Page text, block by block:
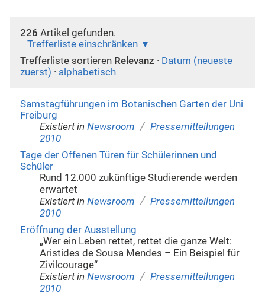
226 Artikel gefunden.
Trefferliste einschränken
Trefferliste sortieren Relevanz · Datum (neueste
zuerst) · alphabetisch
Samstagführungen im Botanischen Garten der Uni
Freiburg
Existiert in Newsroom / Pressemitteilungen
2010
Tage der Offenen Türen für Schülerinnen und
Schüler
Rund 12.000 zukünftige Studierende werden
erwartet
Existiert in Newsroom / Pressemitteilungen
2010
Eröffnung der Ausstellung
„Wer ein Leben rettet, rettet die ganze Welt:
Aristides de Sousa Mendes – Ein Beispiel für
Zivilcourage“
Existiert in Newsroom / Pressemitteilungen
2010